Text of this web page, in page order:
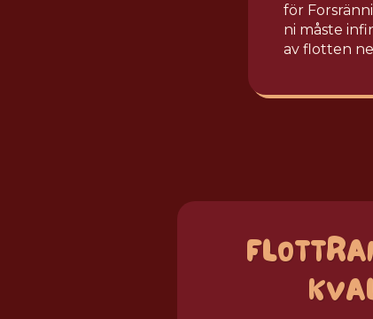
för
ni måste
av flotten